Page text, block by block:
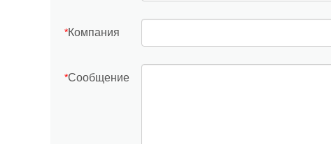
*Компания
*Сообщение